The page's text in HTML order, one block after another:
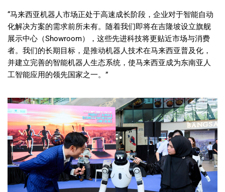
“马来西亚机器人市场正处于高速成长阶段，企业对于智能自动
化解决方案的需求前所未有。随着我们即将在吉隆坡设立旗舰
展示中心（Showroom），这些先进科技将更贴近市场与消费
者。我们的长期目标，是推动机器人技术在马来西亚普及化，
并建立完善的智能机器人生态系统，使马来西亚成为东南亚人
工智能应用的领先国家之一。”